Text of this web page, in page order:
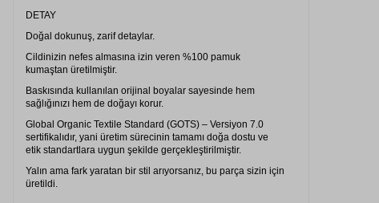
DETAY
Doğal dokunuş, zarif detaylar.
Cildinizin nefes almasına izin veren %100 pamuk
kumaştan üretilmiştir.
Baskısında kullanılan orijinal boyalar sayesinde hem
sağlığınızı hem de doğayı korur.
Global Organic Textile Standard (GOTS) – Versiyon 7.0
sertifikalıdır, yani üretim sürecinin tamamı doğa dostu ve
etik standartlara uygun şekilde gerçekleştirilmiştir.
Yalın ama fark yaratan bir stil arıyorsanız, bu parça sizin için
üretildi.